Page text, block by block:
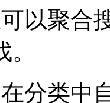
以聚合
分类中